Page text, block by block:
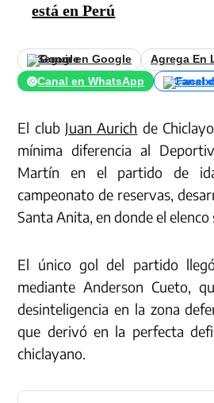
está en Perú
Seguir en Google
Agrega En
Canal en WhatsApp
Canal
El club Juan Aurich de
mínima diferencia al
Martín en el partido de
campeonato de reservas,
Santa Anita, en donde el
El único gol del partido
mediante Anderson Cueto,
desinteligencia en la zona
que derivó en la perfecta
chiclayano.